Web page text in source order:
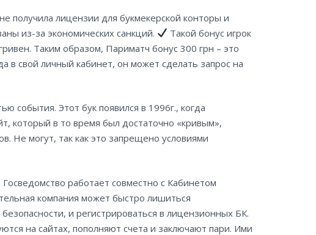
получила лицензии для букмекерской конторы и
из-за экономических санкций.
Такой бонус игрок
Таким образом, Париматч бонус 300 грн – это
в свой личный кабинет, он может сделать запрос на
события. Этот бук появился в 1996г., когда
который в то время был достаточно «кривым»,
Не могут, так как это запрещено условиями
работает совместно с Кабинетом
компания может быстро лишиться
и регистрироваться в лицензионных БК.
на сайтах, пополняют счета и заключают пари. Ими